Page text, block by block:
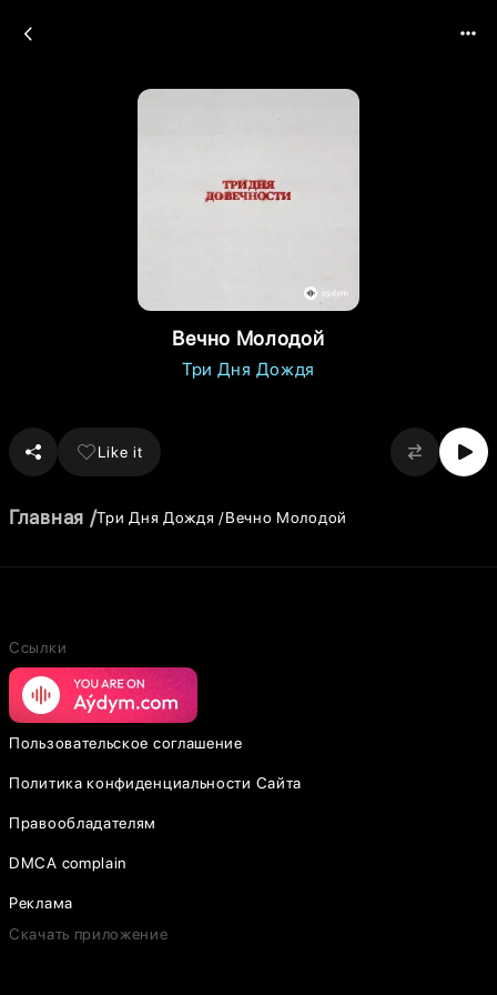
Вечно Молодой
Три Дня Дождя
Like it
Главная Три Дня Дождя Вечно Молодой
Ссылки
Пользовательское соглашение
Политика конфиденциальности Сайта
Правообладателям
DMCA complain
Реклама
Скачать приложение